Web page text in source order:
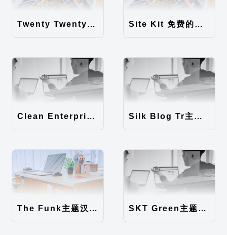
Twenty Twenty-Five 免费的WordPress内容主题 Site Kit 免费的WordPress数据统计插件
Clean Enterprise主题汉化包 Silk Blog Tr主题汉化包
The Funk主题汉化包 SKT Green主题汉化包